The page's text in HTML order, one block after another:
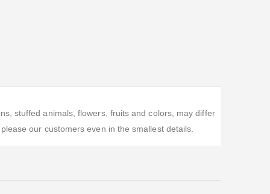
stuffed animals, flowers, fruits and colors, may differ
our customers even in the smallest details.